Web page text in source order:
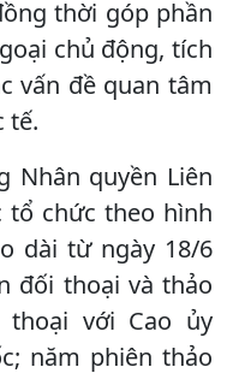
thời góp phần
chủ động, tích
vấn đề quan tâm
tế.
Nhân quyền Liên
tổ chức theo hình
dài từ ngày 18/6
đối thoại và thảo
với Cao ủy
năm phiên thảo